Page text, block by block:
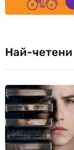
Най-четени